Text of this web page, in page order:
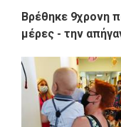
Βρέθηκε 9χρονη
μέρες - την